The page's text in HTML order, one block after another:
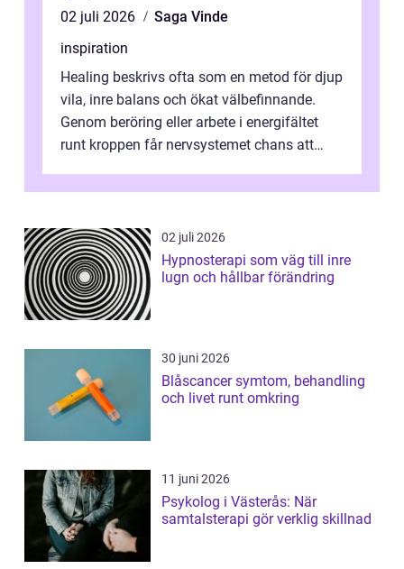
02 juli 2026
Saga Vinde
inspiration
Healing beskrivs ofta som en metod för djup
vila, inre balans och ökat välbefinnande.
Genom beröring eller arbete i energifältet
runt kroppen får nervsystemet chans att
02 juli 2026
Hypnosterapi som väg till inre
lugn och hållbar förändring
30 juni 2026
Blåscancer symtom, behandling
och livet runt omkring
11 juni 2026
Psykolog i Västerås: När
samtalsterapi gör verklig skillnad